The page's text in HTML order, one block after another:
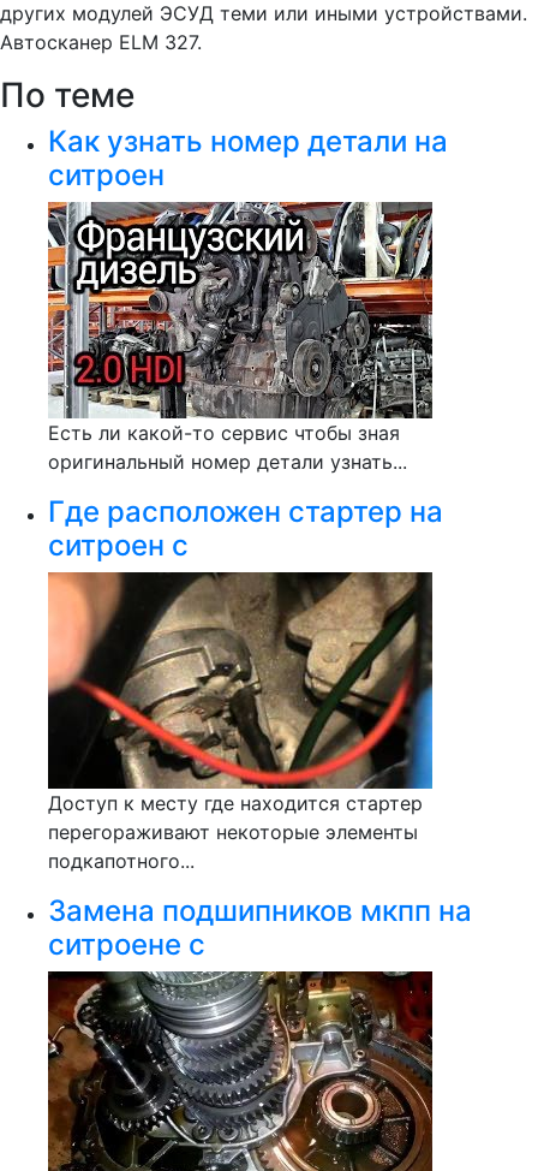
других модулей ЭСУД теми или иными устройствами.
Автосканер ELM 327.
По теме
Как узнать номер детали на
ситроен
Есть ли какой-то сервис чтобы зная
оригинальный номер детали узнать...
Где расположен стартер на
ситроен с
Доступ к месту где находится стартер
перегораживают некоторые элементы
подкапотного...
Замена подшипников мкпп на
ситроене с